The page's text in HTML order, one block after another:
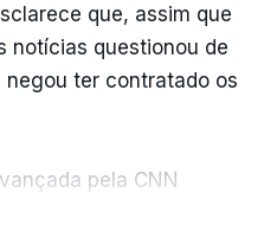
que, assim que
notícias questionou de
negou ter contratado os
pela CNN